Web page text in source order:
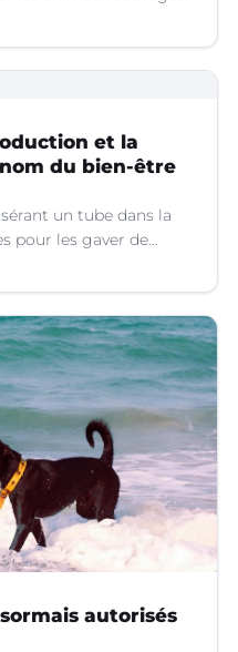
et la
du bien-être
un tube dans la
pour les gaver de
ce qui provoque une
dont on tire le
autorisés